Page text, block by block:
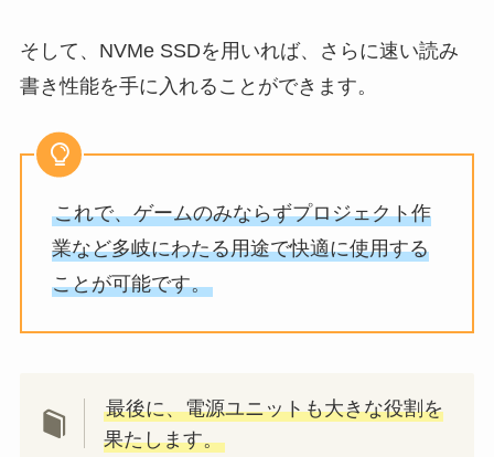
そして、NVMe SSDを用いれば、さらに速い読み
書き性能を手に入れることができます。
これで、ゲームのみならずプロジェクト作
業など多岐にわたる用途で快適に使用する
ことが可能です。
最後に、電源ユニットも大きな役割を
果たします。